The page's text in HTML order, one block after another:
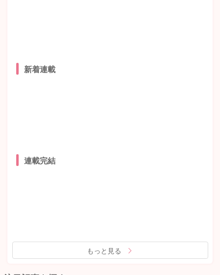
新着連載
連載完結
もっと見る